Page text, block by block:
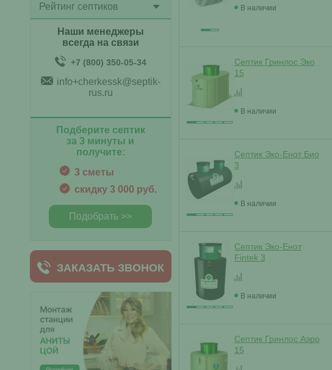
Рейтинг септиков
Наши менеджеры
всегда на связи
+7 (800) 350-05-34
info+cherkessk@septik-
rus.ru
Подберите септик
за 3 минуты и
получите:
3 сметы
скидку 3 000 руб.
Подобрать >>
ЗАКАЗАТЬ ЗВОНОК
В наличии
Септик Гринлос Эко
15
В наличии
Септик Эко-Енот Био
3
В наличии
Септик Эко-Енот
Fintek 3
В наличии
Септик Гринлос Аэро
15